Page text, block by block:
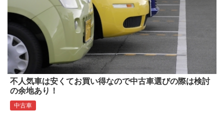
不人気車は安くてお買い得なので中古車選びの際は検討
の余地あり！
中古車